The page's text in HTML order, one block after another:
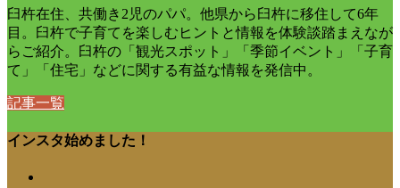
臼杵在住、共働き2児のパパ。他県から臼杵に移住して6年
目。臼杵で子育てを楽しむヒントと情報を体験談踏まえなが
らご紹介。臼杵の「観光スポット」「季節イベント」「子育
て」「住宅」などに関する有益な情報を発信中。
記事一覧
インスタ始めました！